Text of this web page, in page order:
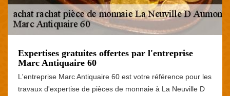
Expertises gratuites offertes par l'entreprise
Marc Antiquaire 60
L'entreprise Marc Antiquaire 60 est votre référence pour les
travaux d'expertise de pièces de monnaie à La Neuville D